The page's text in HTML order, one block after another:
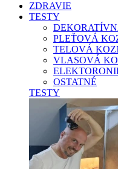
ZDRAVIE
TESTY
PLEŤOVÁ
TELOVÁ
VLASOVÁ
OSTATNÉ
TESTY